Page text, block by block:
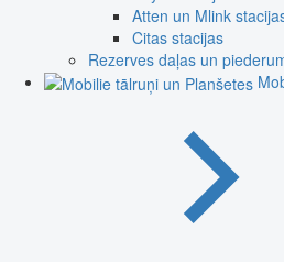
Atten un Mlink
Citas stacijas
Rezerves daļas un